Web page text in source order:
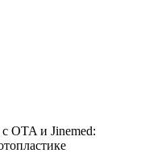
OTA и Jinemed: